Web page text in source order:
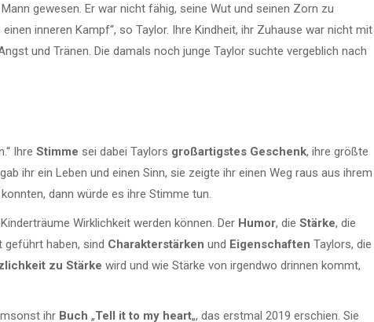
gewesen. Er war nicht fähig, seine Wut und seinen Zorn zu
inneren Kampf“, so Taylor. Ihre Kindheit, ihr Zuhause war nicht mit
und Tränen. Die damals noch junge Taylor suchte vergeblich nach
Ihre Stimme sei dabei Taylors großartigstes Geschenk, ihre größte
ihr ein Leben und einen Sinn, sie zeigte ihr einen Weg raus aus ihrem
dann würde es ihre Stimme tun.
Wirklichkeit werden können. Der Humor, die Stärke, die
geführt haben, sind Charakterstärken und Eigenschaften Taylors, die
zu Stärke wird und wie Stärke von irgendwo drinnen kommt,
ihr Buch „Tell it to my heart„, das erstmal 2019 erschien. Sie